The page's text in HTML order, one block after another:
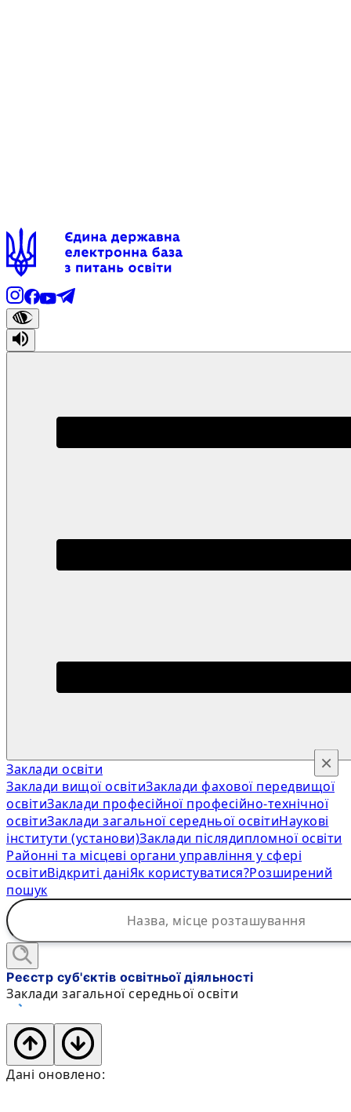
Заклади освіти
Заклади вищої освітиЗаклади фахової передвищої
освітиЗаклади професійної професійно-технічної
освітиЗаклади загальної середньої освітиНаукові
інститути (установи)Заклади післядипломної освіти
Районні та місцеві органи управління у сфері
освітиВідкриті даніЯк користуватися?Розширений
пошук
×
Реєстр суб'єктів освітньої діяльності
Заклади загальної середньої освіти
Дані оновлено: